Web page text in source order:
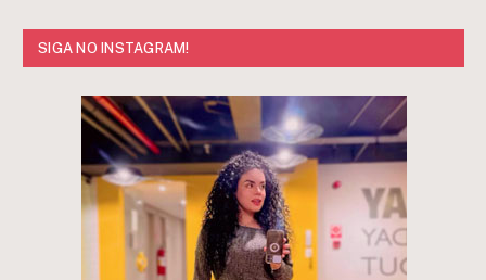
SIGA NO INSTAGRAM!